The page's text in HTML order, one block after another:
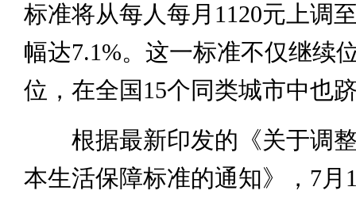
标准将从每人每月1120元上调
幅达7.1%。这一标准不仅继续
位，在全国15个同类城市中也
根据最新印发的《关于调整
本生活保障标准的通知》，7月